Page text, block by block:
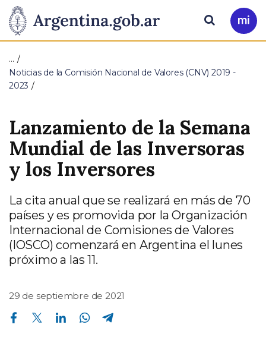
Presidencia
de
la
Pasar al contenido principal
Ir
a
Buscar
…
Noticias de la Comisión Nacional de Valores (CNV) 2019 -
2023
Lanzamiento de la Semana
Mundial de las Inversoras
y los Inversores
La cita anual que se realizará en más de 70
países y es promovida por la Organización
Internacional de Comisiones de Valores
(IOSCO) comenzará en Argentina el lunes
próximo a las 11.
29 de septiembre de 2021
Compartir en Facebook Compartir en Twitter Compartir en Linkedin Compartir en Whatsapp